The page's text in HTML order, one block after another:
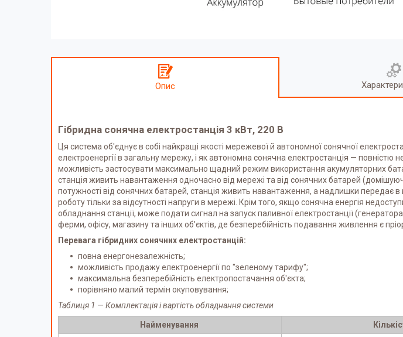
Опис
Гібридна сонячна електростанція 3 кВт, 220 В
Ця система об'єднує в собі найкращі якості мережевої й автономної сонячної
електроенергії в загальну мережу, і як автономна сонячна електростанція — повністю
можливість застосувати максимально щадний режим використання акумуляторних
станція живить навантаження одночасно від мережі та від сонячних батарей
потужності від сонячних батарей, станція живить навантаження, а надлишки
роботу тільки за відсутності напруги в мережі. Крім того, якщо сонячна енергія
обладнання станції, може подати сигнал на запуск паливної електростанції
ферми, офісу, магазину та інших об'єктів, де безперебійність подавання живлення є
Перевага гібридних сонячних електростанцій:
повна енергонезалежність;
можливість продажу електроенергії по "зеленому тарифу";
максимальна безперебійність електропостачання об'єкта;
порівняно малий термін окуповування;
Таблиця 1 — Комплектація і вартість обладнання системи
Найменування